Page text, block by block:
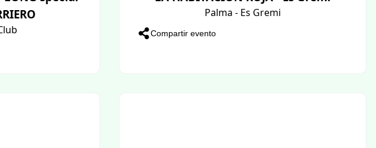
Palma - Es Gremi
Compartir evento